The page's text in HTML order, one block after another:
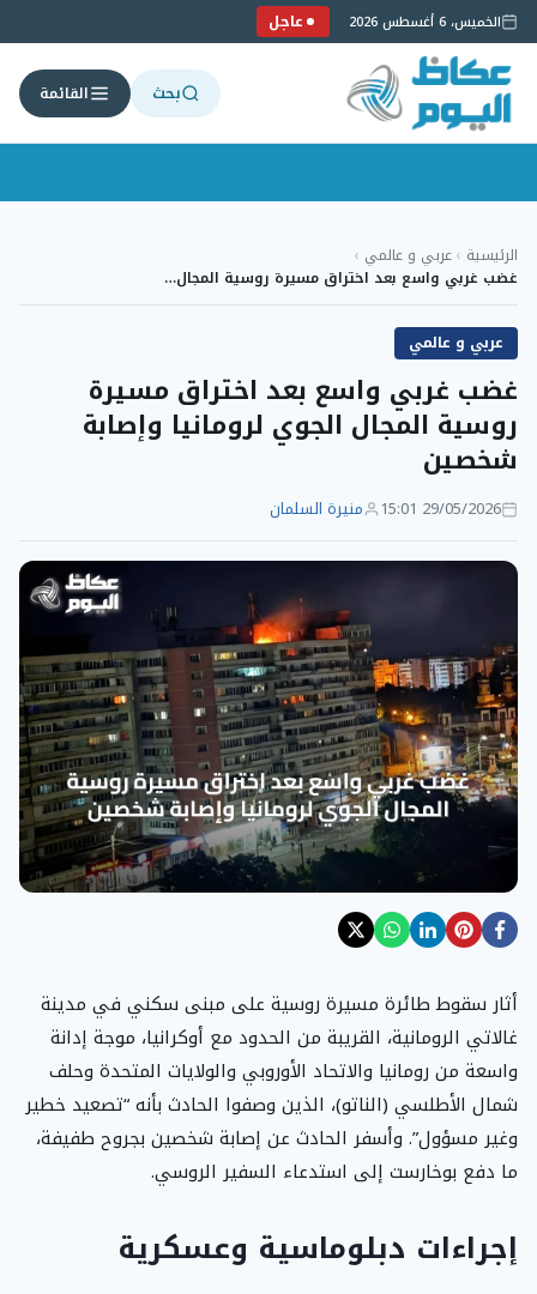
الخميس، 6 أغسطس 2026 عاجل
بحث القائمة
إلى
المحتوى
الرئيسية ›عربي و عالمي ›
غضب غربي واسع بعد اختراق مسيرة روسية المجال…
عربي و عالمي
غضب غربي واسع بعد اختراق مسيرة
روسية المجال الجوي لرومانيا وإصابة
شخصين
29/05/2026 15:01 منيرة السلمان
أثار سقوط طائرة مسيرة روسية على مبنى سكني في مدينة
غالاتي الرومانية، القريبة من الحدود مع أوكرانيا، موجة إدانة
واسعة من رومانيا والاتحاد الأوروبي والولايات المتحدة وحلف
شمال الأطلسي (الناتو)، الذين وصفوا الحادث بأنه “تصعيد خطير
وغير مسؤول”. وأسفر الحادث عن إصابة شخصين بجروح طفيفة،
ما دفع بوخارست إلى استدعاء السفير الروسي.
إجراءات دبلوماسية وعسكرية